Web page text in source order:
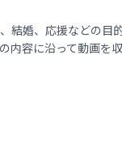
結婚、応援などの目
容に沿って動画を